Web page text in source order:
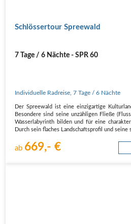
Schlössertour Spreewald
7 Tage / 6 Nächte - SPR 60
Individuelle Radreise ,7 Tage / 6 Nächte
Der Spreewald ist eine einzigartige
Besondere sind seine unzähligen Fließe
Wasserlabyrinth bilden und für eine
Durch sein flaches Landschaftsprofil und seine
ab 669,- €